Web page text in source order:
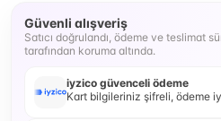
Güvenli alışveriş
Satıcı doğrulandı, ödeme ve teslimat
tarafından koruma altında.
iyzico güvenceli ödeme
Kart bilgileriniz şifreli, ödeme